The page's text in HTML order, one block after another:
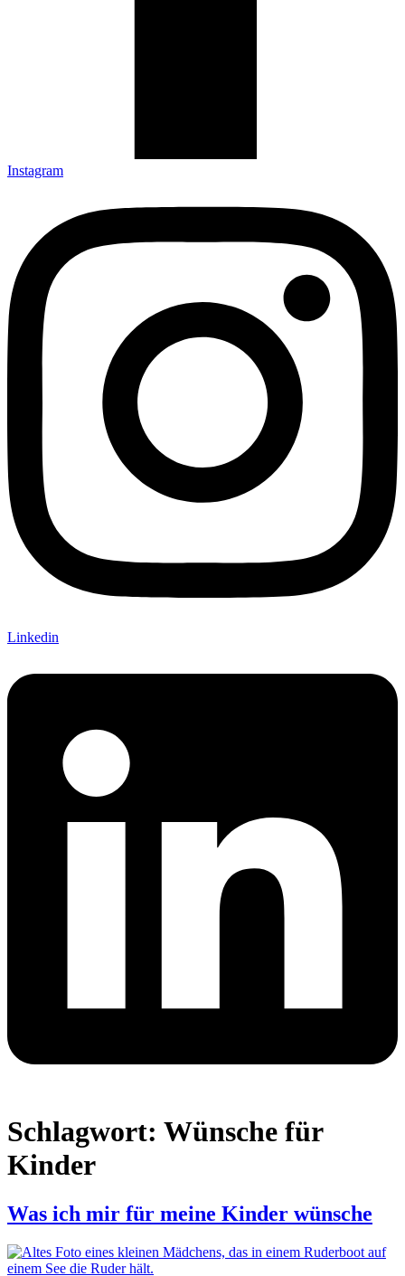
Instagram
Linkedin
Schlagwort: Wünsche für
Kinder
Was ich mir für meine Kinder wünsche